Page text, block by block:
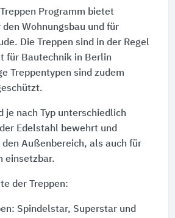
Programm bietet
den Wohnungsbau und für
Die Treppen sind in der Regel
für Bautechnik in Berlin
Treppentypen sind zudem
je nach Typ unterschiedlich
Edelstahl bewehrt und
Außenbereich, als auch für
einsetzbar.
der Treppen:
Spindelstar, Superstar und